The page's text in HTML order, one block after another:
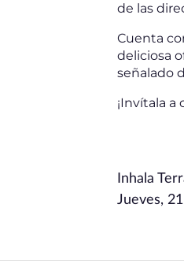
de las
Cuenta
deliciosa
señalado
¡Invítala a
Inhala
Jueves,